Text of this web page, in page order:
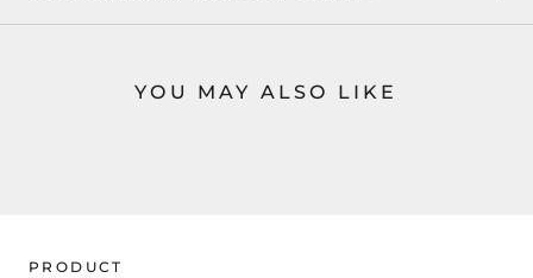
YOU MAY ALSO LIKE
PRODUCT